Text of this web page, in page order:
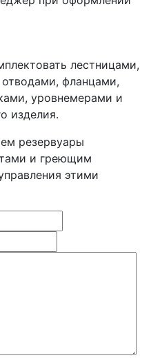
лестницами,
фланцами,
уровнемерами и
изделия.
резервуары
и греющим
этими